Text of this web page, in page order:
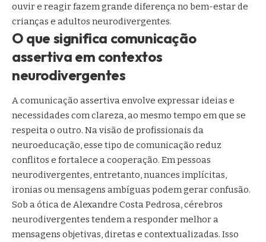
ouvir e reagir fazem grande diferença no bem-estar de
crianças e adultos neurodivergentes.
O que significa comunicação
assertiva em contextos
neurodivergentes
A comunicação assertiva envolve expressar ideias e
necessidades com clareza, ao mesmo tempo em que se
respeita o outro. Na visão de profissionais da
neuroeducação, esse tipo de comunicação reduz
conflitos e fortalece a cooperação. Em pessoas
neurodivergentes, entretanto, nuances implícitas,
ironias ou mensagens ambíguas podem gerar confusão.
Sob a ótica de Alexandre Costa Pedrosa, cérebros
neurodivergentes tendem a responder melhor a
mensagens objetivas, diretas e contextualizadas. Isso